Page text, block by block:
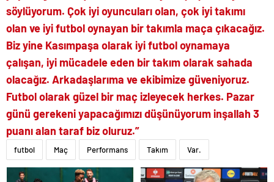
söylüyorum. Çok iyi oyuncuları olan, çok iyi takımı
olan ve iyi futbol oynayan bir takımla maça çıkacağız.
Biz yine Kasımpaşa olarak iyi futbol oynamaya
çalışan, iyi mücadele eden bir takım olarak sahada
olacağız. Arkadaşlarıma ve ekibimize güveniyoruz.
Futbol olarak güzel bir maç izleyecek herkes. Pazar
günü gerekeni yapacağımızı düşünüyorum inşallah 3
puanı alan taraf biz oluruz.”
futbol Maç Performans Takım Var.